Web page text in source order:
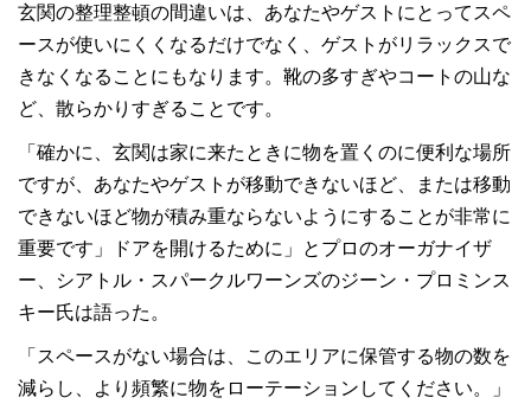
玄関の整理整頓の間違いは、あなたやゲストにとってスペ
ースが使いにくくなるだけでなく、ゲストがリラックスで
きなくなることにもなります。靴の多すぎやコートの山な
ど、散らかりすぎることです。
「確かに、玄関は家に来たときに物を置くのに便利な場所
ですが、あなたやゲストが移動できないほど、または移動
できないほど物が積み重ならないようにすることが非常に
重要です」ドアを開けるために」とプロのオーガナイザ
ー、シアトル・スパークルワーンズのジーン・プロミンス
キー氏は語った。
「スペースがない場合は、このエリアに保管する物の数を
減らし、より頻繁に物をローテーションしてください。」